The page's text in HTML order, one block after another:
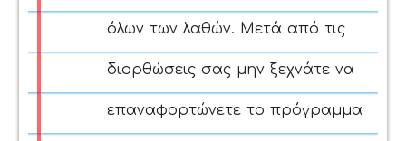
όλων των λαθών. Μετά από τις
διορθώσεις σας μην ξεχνάτε να
επαναφορτώνετε το πρόγραμμα